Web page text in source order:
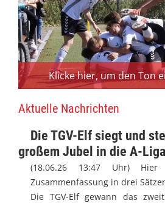
Klicke hier, um den Ton
Aktuelle Nachrichten
Die TGV-Elf siegt und
großem Jubel in die A-
(18.06.26 13:47 Uhr)
Zusammenfassung in drei
Die TGV-Elf gewann das